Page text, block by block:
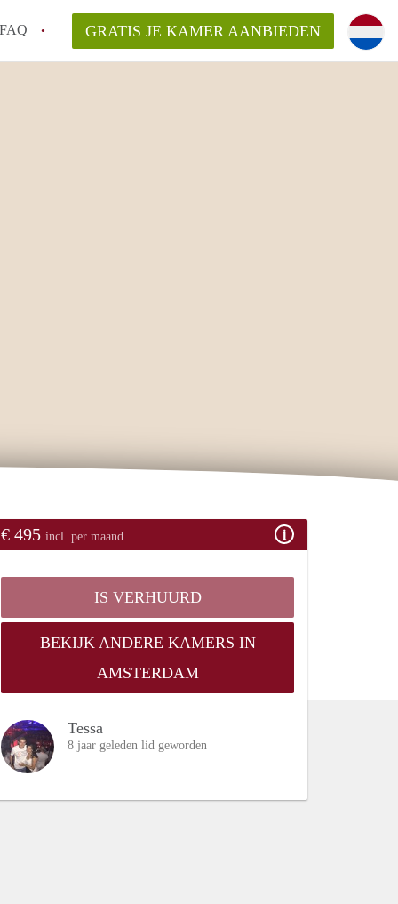
FAQ
voor een kamer in Amsterdam en wat
GRATIS JE KAMER AANBIEDEN
€ 495 incl. per maand
IS VERHUURD
BEKIJK ANDERE KAMERS IN
AMSTERDAM
Tessa
8 jaar geleden lid geworden